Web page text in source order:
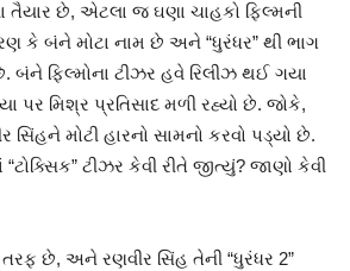
તૈયાર છે, એટલા જ ઘણા ચાહકો ફિલ્મની
કે બંને મોટા નામ છે અને “ધુરંધર” થી ભાગ
બંને ફિલ્મોના ટીઝર હવે રિલીઝ થઈ ગયા
પર મિશ્ર પ્રતિસાદ મળી રહ્યો છે. જોકે,
સિંહને મોટી હારનો સામનો કરવો પડ્યો છે.
ટીઝર કેવી રીતે જીત્યું? જાણો કેવી
છે, અને રણવીર સિંહ તેની “ધુરંધર 2”